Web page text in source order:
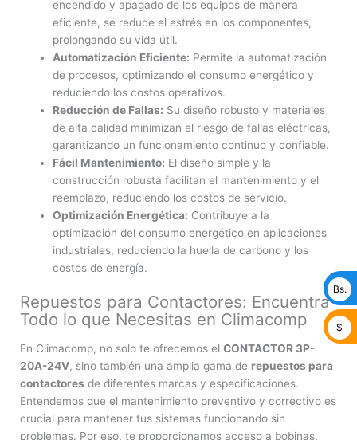
encendido y apagado de los equipos de manera
eficiente, se reduce el estrés en los componentes,
prolongando su vida útil.
Automatización Eficiente: Permite la automatización
de procesos, optimizando el consumo energético y
reduciendo los costos operativos.
Reducción de Fallas: Su diseño robusto y materiales
de alta calidad minimizan el riesgo de fallas eléctricas,
garantizando un funcionamiento continuo y confiable.
Fácil Mantenimiento: El diseño simple y la
construcción robusta facilitan el mantenimiento y el
reemplazo, reduciendo los costos de servicio.
Optimización Energética: Contribuye a la
optimización del consumo energético en aplicaciones
industriales, reduciendo la huella de carbono y los
costos de energía.
Repuestos para Contactores: Encuentra
Todo lo que Necesitas en Climacomp
En Climacomp, no solo te ofrecemos el CONTACTOR 3P-
20A-24V, sino también una amplia gama de repuestos para
contactores de diferentes marcas y especificaciones.
Entendemos que el mantenimiento preventivo y correctivo es
crucial para mantener tus sistemas funcionando sin
problemas. Por eso, te proporcionamos acceso a bobinas,
Bs.
$